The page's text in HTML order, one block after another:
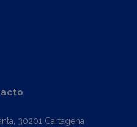
30201 Cartagena